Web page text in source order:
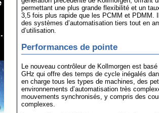
permettant une plus grande flexibilité et un
3,5 fois plus rapide que les PCMM et PDMM.
des systèmes d’automatisation tiers tout en
d’utilisation.
Performances de pointe
Le nouveau contrôleur de Kollmorgen est
GHz qui offre des temps de cycle inégalés
en charge tous les types de machines, des
environnements d’automatisation très
mouvements synchronisés, y compris des
complexes.